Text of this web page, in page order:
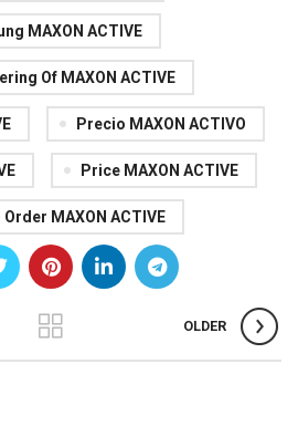
MAXON ACTIVE
Of MAXON ACTIVE
Precio MAXON ACTIVO
Price MAXON ACTIVE
MAXON ACTIVE
OLDER